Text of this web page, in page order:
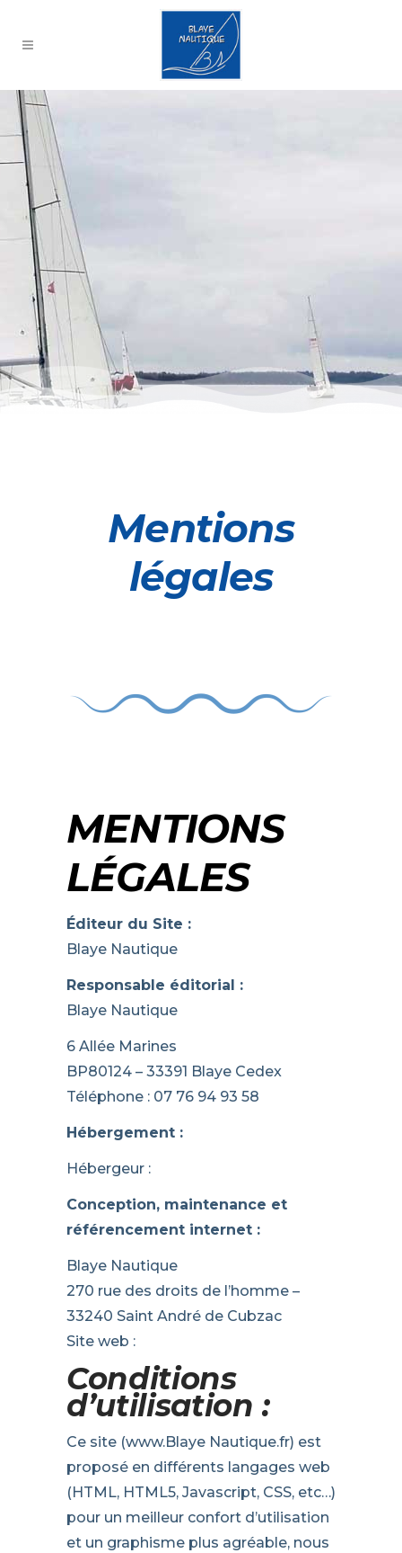
Mentions
légales
MENTIONS
LÉGALES
Éditeur du Site :
Blaye Nautique
Responsable éditorial :
Blaye Nautique
6 Allée Marines
BP80124 – 33391 Blaye Cedex
Téléphone : 07 76 94 93 58
Hébergement :
Hébergeur :
Conception, maintenance et
référencement internet :
Blaye Nautique
270 rue des droits de l’homme –
33240 Saint André de Cubzac
Site web :
Conditions
d’utilisation :
Ce site (www.Blaye Nautique.fr) est
proposé en différents langages web
(HTML, HTML5, Javascript, CSS, etc…)
pour un meilleur confort d’utilisation
et un graphisme plus agréable, nous